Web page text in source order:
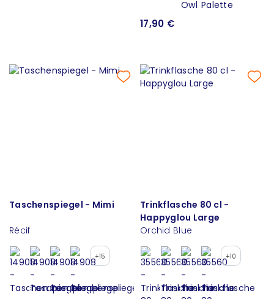
17,90 €
Taschenspiegel - Mimi
Récif
+15
Trinkflasche 80 cl -
Happyglou Large
Orchid Blue
+10